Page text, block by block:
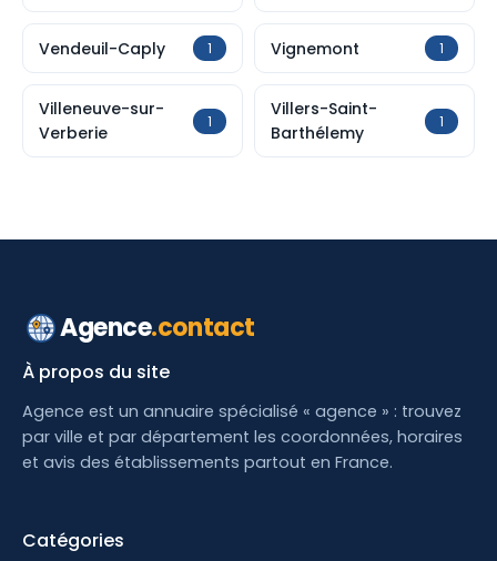
Vendeuil-Caply 1 Vignemont 1
Villeneuve-sur-
Verberie
1
Villers-Saint-
Barthélemy
1
Agence.contact
À propos du site
Agence est un annuaire spécialisé « agence » : trouvez
par ville et par département les coordonnées, horaires
et avis des établissements partout en France.
Catégories